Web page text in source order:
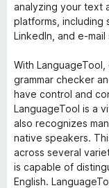
analyzing your text
platforms, including
LinkedIn, and e-mail
With
grammar checker
have control and
LanguageTool is a
also recognizes
native speakers.
across several
is capable of
English.